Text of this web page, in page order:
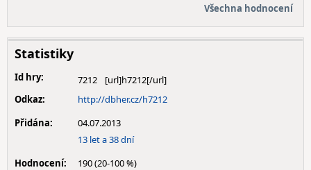
Všechna hodnocení
Statistiky
Id hry:
7212
Odkaz:
http://dbher.cz/h7212
Přidána:
04.07.2013
13 let a 38 dní
Hodnocení:
190 (20-100 %)